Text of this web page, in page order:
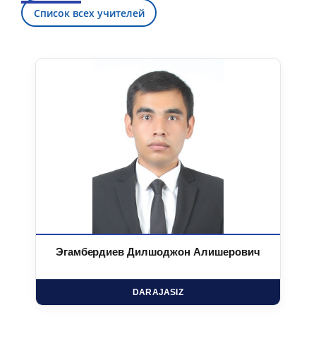
Список всех учителей
Эгамбердиев Дилшоджон Алишерович
DARAJASIZ